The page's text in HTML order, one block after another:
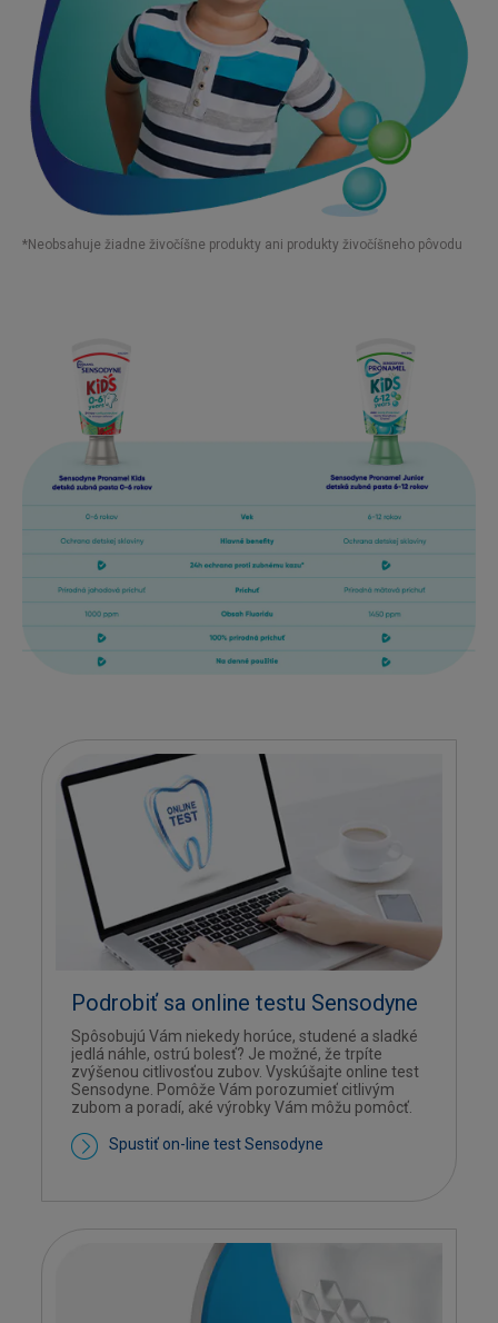
*Neobsahuje žiadne živočíšne produkty ani produkty živočíšneho pôvodu
Podrobiť sa online testu Sensodyne
Spôsobujú Vám niekedy horúce, studené a sladké
jedlá náhle, ostrú bolesť? Je možné, že trpíte
zvýšenou citlivosťou zubov. Vyskúšajte online test
Sensodyne. Pomôže Vám porozumieť citlivým
zubom a poradí, aké výrobky Vám môžu pomôcť.
Spustiť on-line test Sensodyne